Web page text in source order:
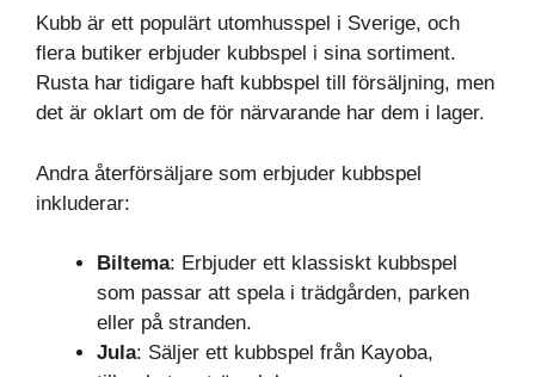
Kubb är ett populärt utomhusspel i Sverige, och
flera butiker erbjuder kubbspel i sina sortiment.
Rusta har tidigare haft kubbspel till försäljning, men
det är oklart om de för närvarande har dem i lager.
Andra återförsäljare som erbjuder kubbspel
inkluderar:
Biltema: Erbjuder ett klassiskt kubbspel
som passar att spela i trädgården, parken
eller på stranden.
Jula: Säljer ett kubbspel från Kayoba,